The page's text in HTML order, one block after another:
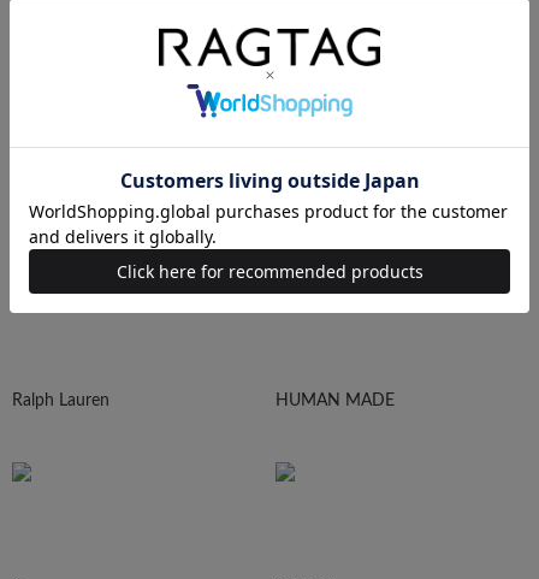
UNDERCOVER
N.HOOLYWOOD Needles
Ralph Lauren HUMAN MADE